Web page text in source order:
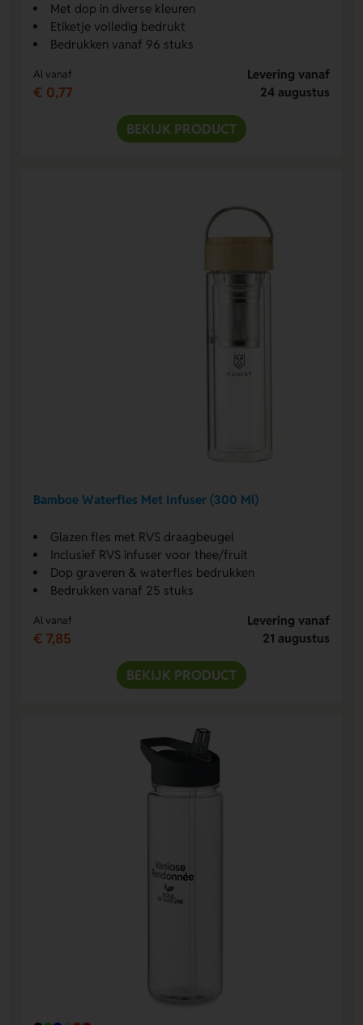
Met dop in diverse kleuren
Etiketje volledig bedrukt
Bedrukken vanaf 96 stuks
Al vanaf
€ 0,77
Levering vanaf
24 augustus
BEKIJK PRODUCT
Bamboe Waterfles Met Infuser (300 Ml)
Glazen fles met RVS draagbeugel
Inclusief RVS infuser voor thee/fruit
Dop graveren & waterfles bedrukken
Bedrukken vanaf 25 stuks
Al vanaf
€ 7,85
Levering vanaf
21 augustus
BEKIJK PRODUCT